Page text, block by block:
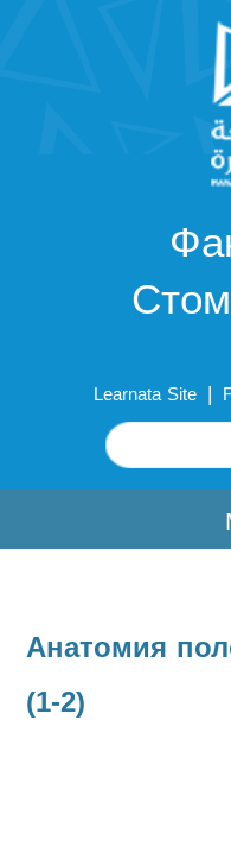
Learnata Site |
Анатомия
(1-2)